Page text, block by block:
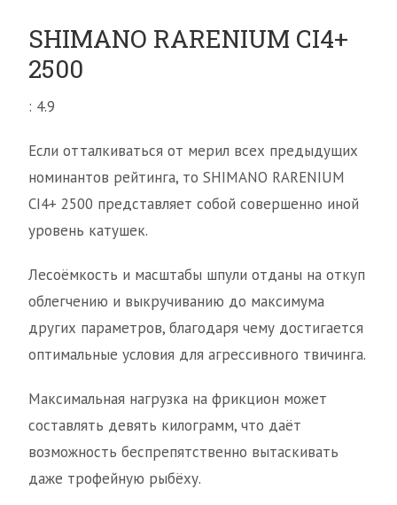
SHIMANO RARENIUM CI4+
2500
: 4.9
Если отталкиваться от мерил всех предыдущих
номинантов рейтинга, то SHIMANO RARENIUM
CI4+ 2500 представляет собой совершенно иной
уровень катушек.
Лесоёмкость и масштабы шпули отданы на откуп
облегчению и выкручиванию до максимума
других параметров, благодаря чему достигается
оптимальные условия для агрессивного твичинга.
Максимальная нагрузка на фрикцион может
составлять девять килограмм, что даёт
возможность беспрепятственно вытаскивать
даже трофейную рыбёху.